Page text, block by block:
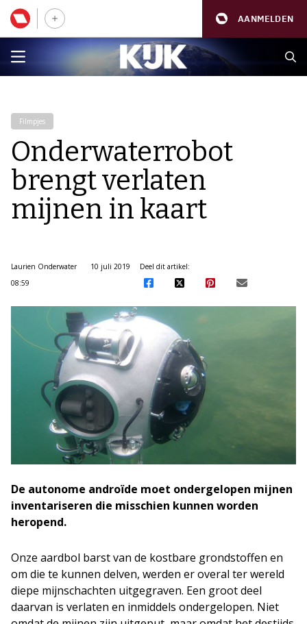
AANMELDEN
Filmpjes
Onderwaterrobot
brengt verlaten
mijnen in kaart
Laurien Onderwater
10 juli 2019
08:59
Deel dit artikel:
De autonome androïde moet ondergelopen mijnen
inventariseren die misschien kunnen worden
heropend.
Onze aardbol barst van de kostbare grondstoffen en
om die te kunnen delven, werden er overal ter wereld
diepe mijnschachten uitgegraven. Een groot deel
daarvan is verlaten en inmiddels ondergelopen. Niet